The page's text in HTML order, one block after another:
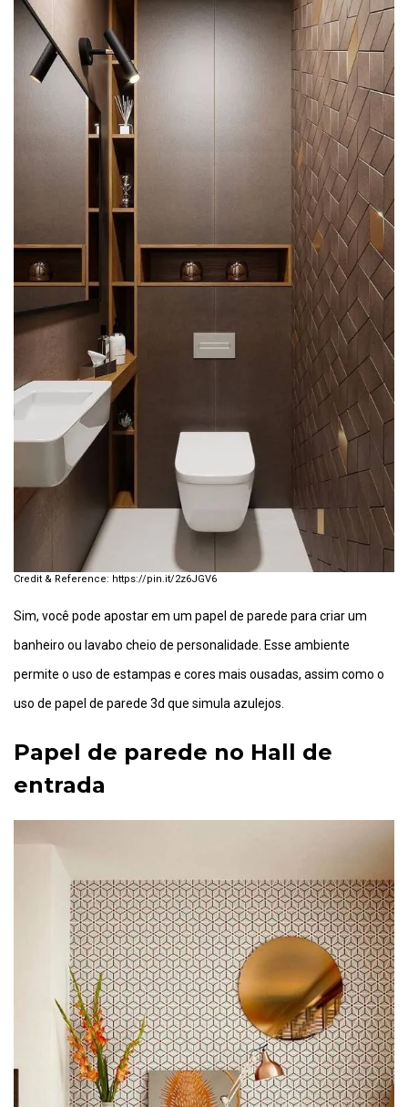
https://pin.it/2z6JGV6
Sim, você pode apostar em um papel de parede para criar um
banheiro ou lavabo cheio de personalidade. Esse ambiente
permite o uso de estampas e cores mais ousadas, assim como o
uso de papel de parede 3d que simula azulejos.
Papel de parede no Hall de
entrada